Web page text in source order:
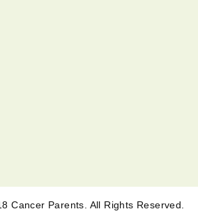
Cancer Parents. All Rights Reserved.